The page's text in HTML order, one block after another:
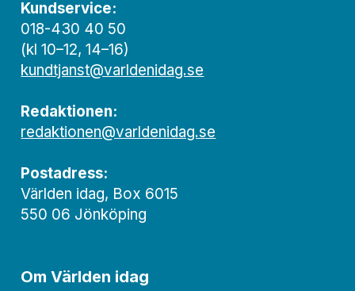
Kundservice:
018-430 40 50
(kl 10–12, 14–16)
kundtjanst@varldenidag.se
Redaktionen:
redaktionen@varldenidag.se
Postadress:
Världen idag, Box 6015
550 06 Jönköping
Om Världen idag